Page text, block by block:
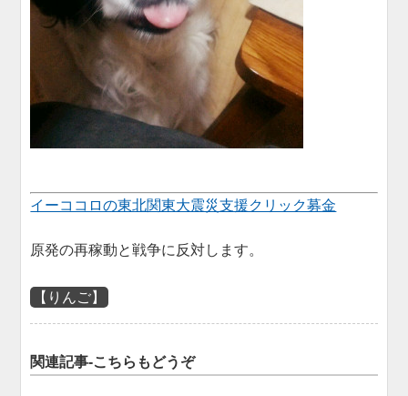
イーココロの東北関東大震災支援クリック募金
原発の再稼動と戦争に反対します。
【りんご】
関連記事-こちらもどうぞ